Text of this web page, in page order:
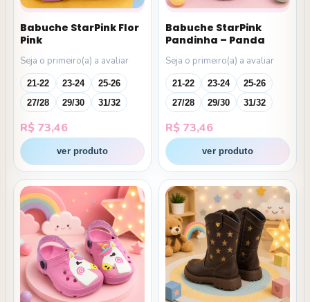
Babuche StarPink Flor
Pink
Seja o primeiro(a) a avaliar
21-22 23-24
25-26
27/28
29/30 31/32
R$ 73,46
ver produto
Babuche StarPink
Pandinha – Panda
Seja o primeiro(a) a avaliar
21-22 23-24
25-26
27/28
29/30 31/32
R$ 73,46
ver produto